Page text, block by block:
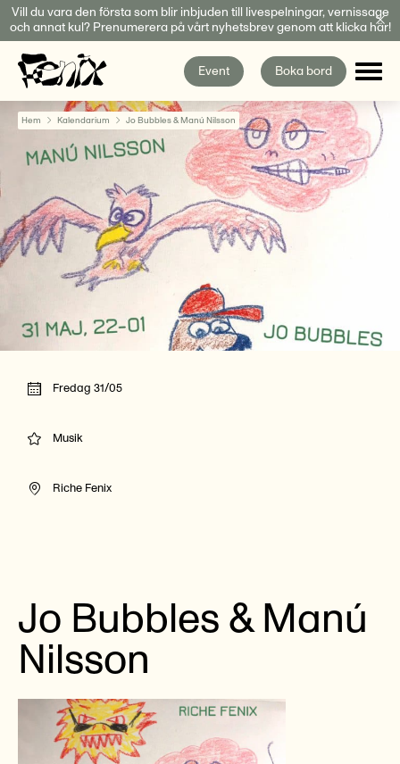
Fortsätt
till
innehållet
Vill du vara den första som blir inbjuden till livespelningar, vernissage
och annat kul? Prenumerera på vårt nyhetsbrev genom att klicka här!
Event Boka bord
Hem Kalendarium Jo Bubbles & Manú Nilsson
Jo Bubbles & Manú
Nilsson
Fredag 31/05
Musik
Riche Fenix